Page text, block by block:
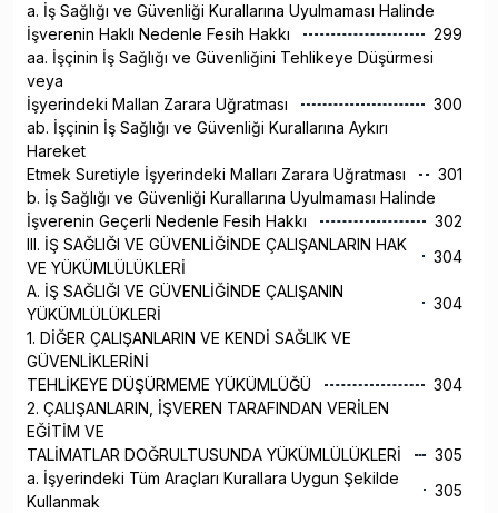
a. İş Sağlığı ve Güvenliği Kurallarına Uyulmaması Halinde
İşverenin Haklı Nedenle Fesih Hakkı
299
aa. İşçinin İş Sağlığı ve Güvenliğini Tehlikeye Düşürmesi
veya
İşyerindeki Mallan Zarara Uğratması
300
ab. İşçinin İş Sağlığı ve Güvenliği Kurallarına Aykırı
Hareket
Etmek Suretiyle İşyerindeki Malları Zarara Uğratması
301
b. İş Sağlığı ve Güvenliği Kurallarına Uyulmaması Halinde
İşverenin Geçerli Nedenle Fesih Hakkı
302
III. İŞ SAĞLIĞI VE GÜVENLİĞİNDE ÇALIŞANLARIN HAK
VE YÜKÜMLÜLÜKLERİ
304
A. İŞ SAĞLIĞI VE GÜVENLİĞİNDE ÇALIŞANIN
YÜKÜMLÜLÜKLERİ
304
1. DİĞER ÇALIŞANLARIN VE KENDİ SAĞLIK VE
GÜVENLİKLERİNİ
TEHLİKEYE DÜŞÜRMEME YÜKÜMLÜĞÜ
304
2. ÇALIŞANLARIN, İŞVEREN TARAFINDAN VERİLEN
EĞİTİM VE
TALİMATLAR DOĞRULTUSUNDA YÜKÜMLÜLÜKLERİ
305
a. İşyerindeki Tüm Araçları Kurallara Uygun Şekilde
Kullanmak
305